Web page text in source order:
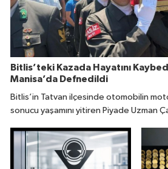
Bitlis’teki Kazada Hayatını
Manisa’da Defnedildi
Bitlis’in Tatvan ilçesinde otomobilin
sonucu yaşamını yitiren Piyade Uzman